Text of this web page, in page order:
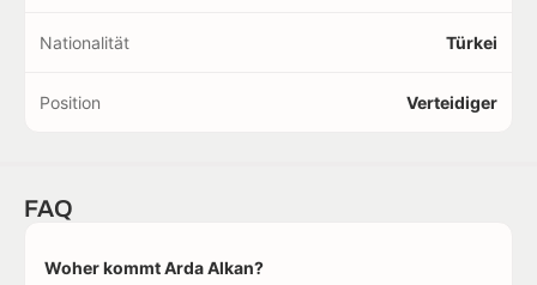
Nationalität Türkei
Position Verteidiger
FAQ
Woher kommt Arda Alkan?